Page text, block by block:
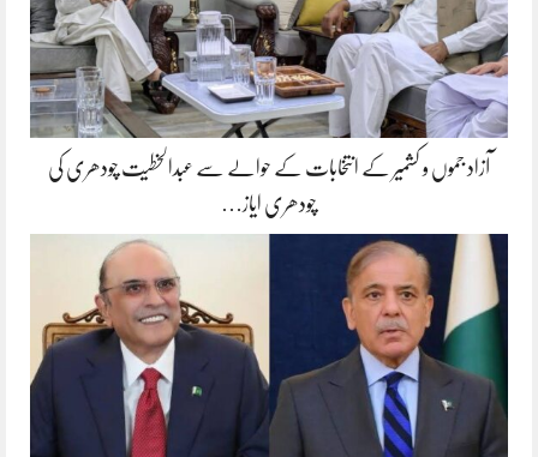
آزاد جموں و کشمیر کے انتخابات کے حوالے سے عبدالخطیت چودھری کی
چودھری ایاز…